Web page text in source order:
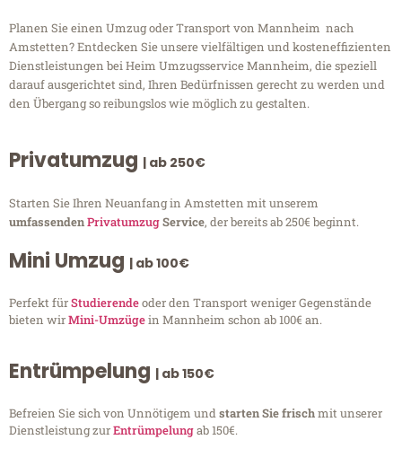
Planen Sie einen Umzug oder Transport von Mannheim nach
Amstetten? Entdecken Sie unsere vielfältigen und kosteneffizienten
Dienstleistungen bei Heim Umzugsservice Mannheim, die speziell
darauf ausgerichtet sind, Ihren Bedürfnissen gerecht zu werden und
den Übergang so reibungslos wie möglich zu gestalten.
Privatumzug | ab 250€
Starten Sie Ihren Neuanfang in Amstetten mit unserem
umfassendenPrivatumzugService, der bereits ab 250€ beginnt.
Mini Umzug | ab 100€
Perfekt fürStudierendeoder den Transport weniger Gegenstände
bieten wirMini-Umzügein Mannheim schon ab 100€ an.
Entrümpelung | ab 150€
Befreien Sie sich von Unnötigem undstarten Sie frischmit unserer
Dienstleistung zurEntrümpelungab 150€.